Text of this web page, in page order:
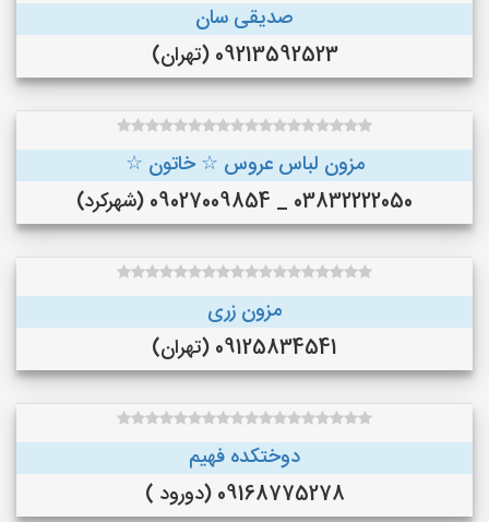
صدیقی سان
09213592523 (تهران)
مزون لباس عروس ☆ خاتون ☆
03832222050 _ 09027009854 (شهرکرد)
مزون زری
09125834541 (تهران)
دوختکده فهیم
09168775278 (دورود )